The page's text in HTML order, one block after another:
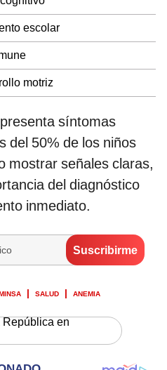
escolar
motriz
síntomas
del 50% de los niños
mostrar señales claras,
del diagnóstico
inmediato.
SALUD ANEMIA
República en